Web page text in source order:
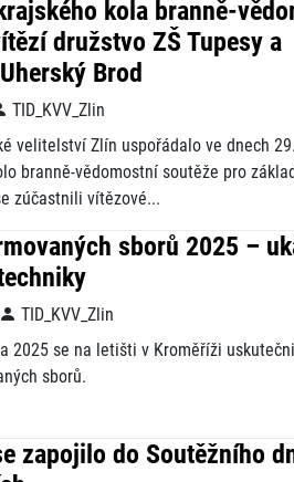
kola branně-
družstvo ZŠ Tupesy a
Brod
TID_KVV_Zlin
velitelství Zlín uspořádalo ve dnech
branně-vědomostní soutěže pro
zúčastnili vítězové...
sborů 2025 –
TID_KVV_Zlin
2025 se na letišti v Kroměříži
sborů.
zapojilo do Soutěžního